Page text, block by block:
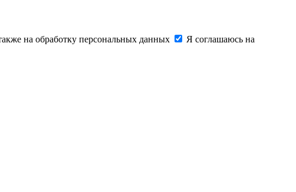
на обработку персональных данных
Я соглашаюсь на